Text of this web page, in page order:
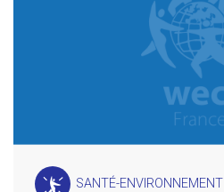
SANTÉ-ENVIRONNEMENT